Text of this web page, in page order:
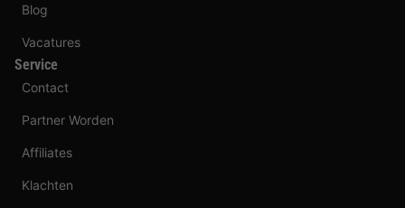
Blog
Vacatures
Service
Contact
Partner Worden
Affiliates
Klachten